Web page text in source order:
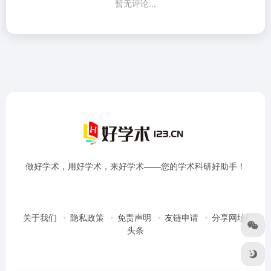
暂无评论...
做好学术，用好学术，来好学术——您的学术科研好助手！
关于我们 隐私政策 免责声明 友链申请
分享网址/
头条